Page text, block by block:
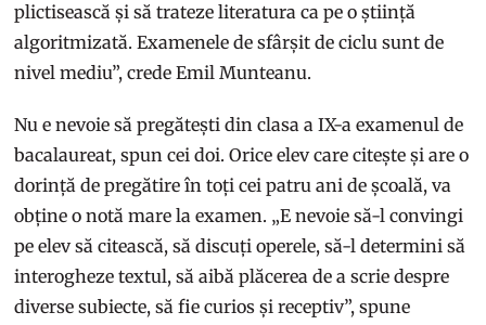
plictisească și să trateze literatura ca pe o știință
algoritmizată. Examenele de sfârșit de ciclu sunt de
nivel mediu”, crede Emil Munteanu.
Nu e nevoie să pregătești din clasa a IX-a examenul de
bacalaureat, spun cei doi. Orice elev care citește și are o
dorință de pregătire în toți cei patru ani de școală, va
obține o notă mare la examen. „E nevoie să-l convingi
pe elev să citească, să discuți operele, să-l determini să
interogheze textul, să aibă plăcerea de a scrie despre
diverse subiecte, să fie curios și receptiv”, spune